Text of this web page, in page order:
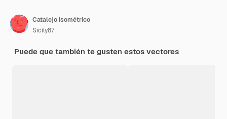
Catalejo isométrico
Sicily87
Puede que también te gusten estos vectores